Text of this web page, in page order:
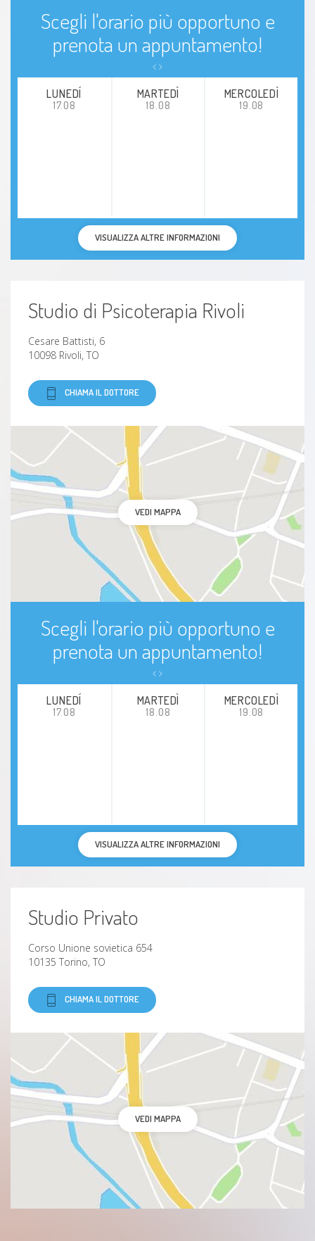
Scegli l'orario più opportuno e
prenota un appuntamento!
LUNEDÍ
17.08
MARTEDÌ
18.08
MERCOLEDÌ
19.08
VISUALIZZA ALTRE INFORMAZIONI
Studio di Psicoterapia Rivoli
Cesare Battisti, 6
10098 Rivoli, TO
CHIAMA IL DOTTORE
VEDI MAPPA
Scegli l'orario più opportuno e
prenota un appuntamento!
LUNEDÍ
17.08
MARTEDÌ
18.08
MERCOLEDÌ
19.08
VISUALIZZA ALTRE INFORMAZIONI
Studio Privato
Corso Unione sovietica 654
10135 Torino, TO
CHIAMA IL DOTTORE
VEDI MAPPA